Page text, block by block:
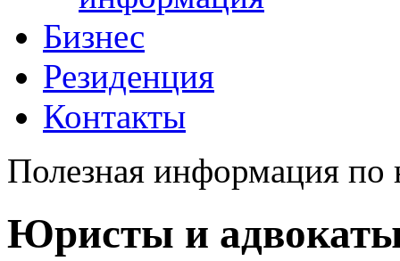
Бизнес
Резиденция
Контакты
Полезная информация
Юристы и